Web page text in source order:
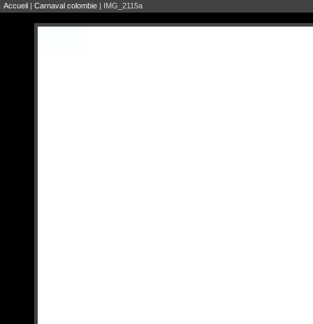
Accueil | Carnaval colombie | IMG_2115a